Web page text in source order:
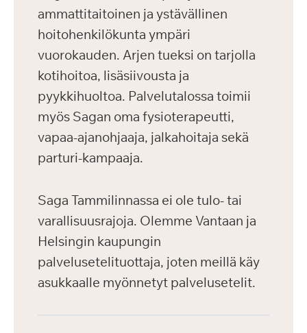
ammattitaitoinen ja ystävällinen
hoitohenkilökunta ympäri
vuorokauden. Arjen tueksi on tarjolla
kotihoitoa, lisäsiivousta ja
pyykkihuoltoa. Palvelutalossa toimii
myös Sagan oma fysioterapeutti,
vapaa-ajanohjaaja, jalkahoitaja sekä
parturi-kampaaja.
Saga Tammilinnassa ei ole tulo- tai
varallisuusrajoja. Olemme Vantaan ja
Helsingin kaupungin
palvelusetelituottaja, joten meillä käy
asukkaalle myönnetyt palvelusetelit.